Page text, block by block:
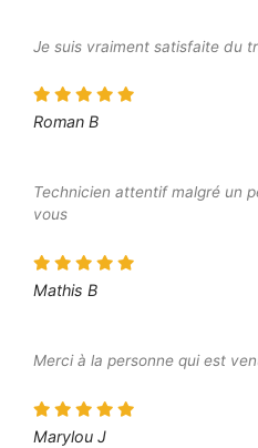
Je suis vraiment satisfaite du
Roman B
Technicien attentif malgré un
vous
Mathis B
Merci à la personne qui est
Marylou J